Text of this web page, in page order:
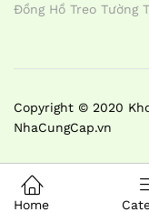
Đồng Hồ Treo Tường
Copyright © 2020
NhaCungCap.vn
Home